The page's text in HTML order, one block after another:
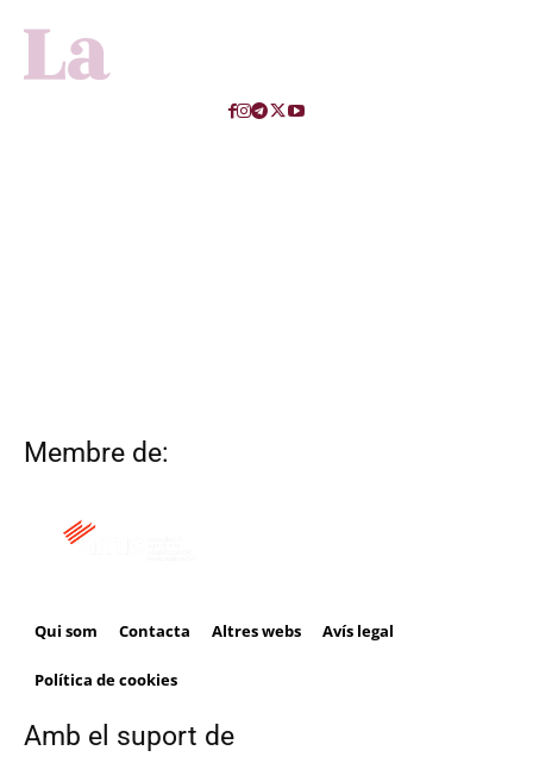
Membre de:
Qui som Contacta Altres webs Avís legal
Política de cookies
Amb el suport de